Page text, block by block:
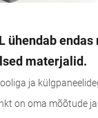
ühendab
materjalid.
ja
on oma mõõtude